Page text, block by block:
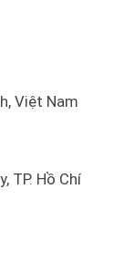
Việt Nam
TP. Hồ Chí